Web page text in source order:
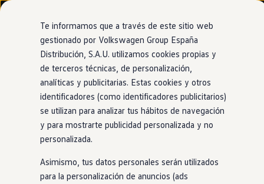
Ir
directamente
al contenido
Ir
directamente
al pie de
página
Nuevo ID. Cross
Vehículos Comerciales
Compra y ofertas
Volkswagen nuevo en stock
Volkswagen de ocasión
Financiación
My Renting
My Way
Seguros
Empresas
Autoescuelas
Eléctricos e híbridos
Más sobre híbridos
Plan Auto +
Te informamos que a través de este sitio web
gestionado por Volkswagen Group España
Distribución, S.A.U. utilizamos cookies propias y
de terceros técnicas, de personalización,
analíticas y publicitarias. Estas cookies y otros
identificadores (como identificadores publicitarios)
se utilizan para analizar tus hábitos de navegación
y para mostrarte publicidad personalizada y no
personalizada.
Asimismo, tus datos personales serán utilizados
para la personalización de anuncios (ads